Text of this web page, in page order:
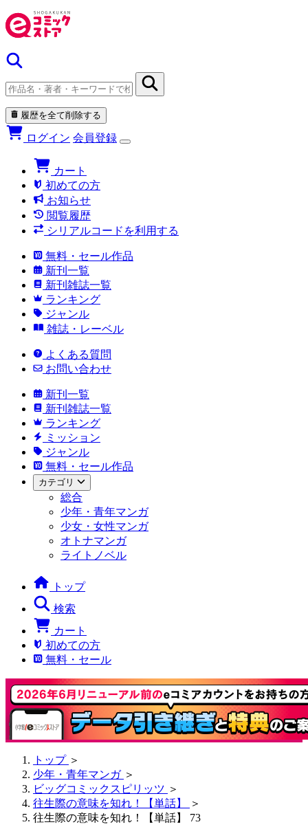
履歴を全て削除する
ログイン 会員登録
カート
初めての方
お知らせ
閲覧履歴
シリアルコードを利用する
無料・セール作品
新刊一覧
新刊雑誌一覧
ランキング
ジャンル
雑誌・レーベル
よくある質問
お問い合わせ
新刊一覧
新刊雑誌一覧
ランキング
ミッション
ジャンル
無料・セール作品
カテゴリ
総合
少年・青年マンガ
少女・女性マンガ
オトナマンガ
ライトノベル
トップ
検索
カート
初めての方
無料・セール
トップ ＞
少年・青年マンガ ＞
ビッグコミックスピリッツ ＞
往生際の意味を知れ！【単話】
＞
往生際の意味を知れ！【単話】 73